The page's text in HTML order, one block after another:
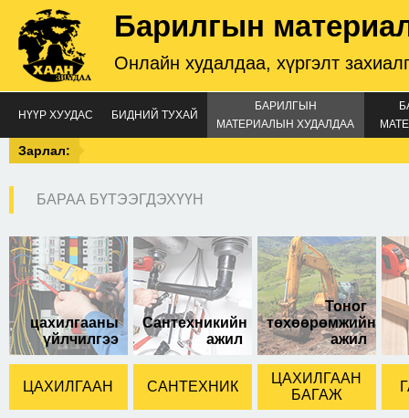
Барилгын
Онлайн худалдаа, хүргэлт
НҮҮР ХУУДАС БИДНИЙ ТУХАЙ
БАРИЛГЫН
МАТЕРИАЛЫН ХУДАЛДАА
Зарлал:
БАРАА БҮТЭЭГДЭХҮҮН
цахилгааны
үйлчилгээ
Сантехникийн
ажил
Тоног
төхөөрөмжийн
ажил
ЦАХИЛГААН САНТЕХНИК
ЦАХИЛГААН
БАГАЖ
бидэ суултуур
Суултуур халаагчтай